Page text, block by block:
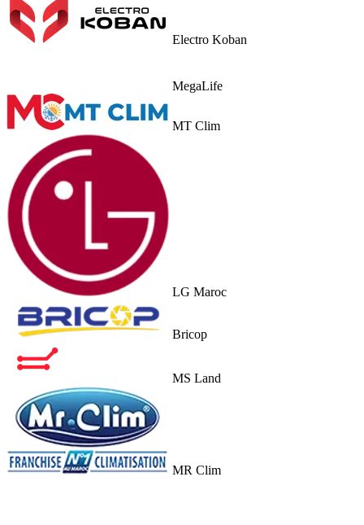
Electro Koban
MegaLife
MT Clim
LG Maroc
Bricop
MS Land
MR Clim